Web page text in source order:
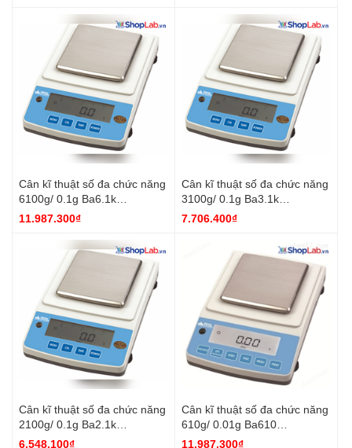
Cân kĩ thuật số đa chức năng
6100g/ 0.1g Ba6.1k
DH.Bal8017 DaiHan
11.987.300₫
Cân kĩ thuật số đa chức năng
3100g/ 0.1g Ba3.1k
DH.Bal8016 DaiHan
7.706.400₫
Cân kĩ thuật số đa chức năng
2100g/ 0.1g Ba2.1k
DH.Bal8015 DaiHan
6.548.100₫
Cân kĩ thuật số đa chức năng
610g/ 0.01g Ba610
DH.Bal8013 DaiHan
11.987.300₫